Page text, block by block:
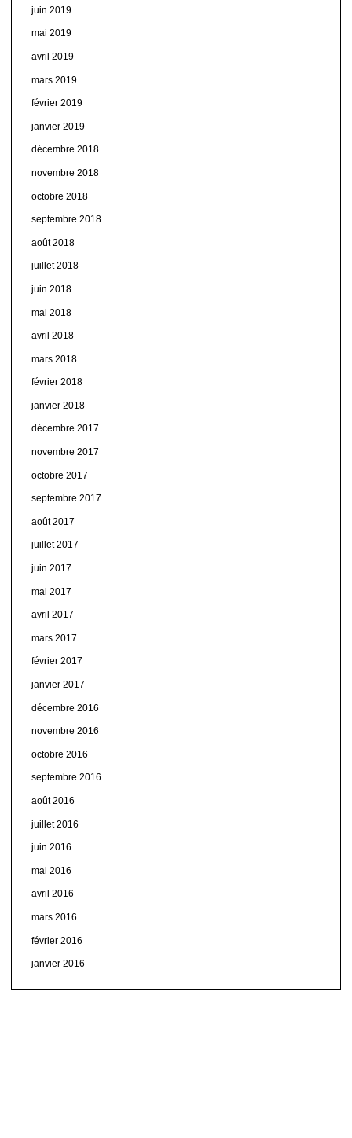
juin 2019
mai 2019
avril 2019
mars 2019
février 2019
janvier 2019
décembre 2018
novembre 2018
octobre 2018
septembre 2018
août 2018
juillet 2018
juin 2018
mai 2018
avril 2018
mars 2018
février 2018
janvier 2018
décembre 2017
novembre 2017
octobre 2017
septembre 2017
août 2017
juillet 2017
juin 2017
mai 2017
avril 2017
mars 2017
février 2017
janvier 2017
décembre 2016
novembre 2016
octobre 2016
septembre 2016
août 2016
juillet 2016
juin 2016
mai 2016
avril 2016
mars 2016
février 2016
janvier 2016